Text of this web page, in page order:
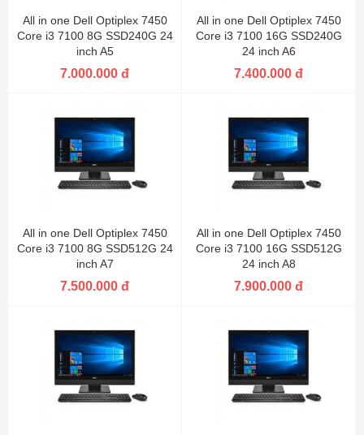
All in one Dell Optiplex 7450
Core i3 7100 8G SSD240G 24
inch A5
7.000.000 đ
All in one Dell Optiplex 7450
Core i3 7100 16G SSD240G
24 inch A6
7.400.000 đ
All in one Dell Optiplex 7450
Core i3 7100 8G SSD512G 24
inch A7
7.500.000 đ
All in one Dell Optiplex 7450
Core i3 7100 16G SSD512G
24 inch A8
7.900.000 đ